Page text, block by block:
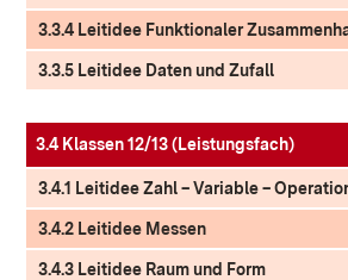
3.3.4 Leitidee Funktionaler
3.3.5 Leitidee Daten und Zufall
3.4 Klassen 12/13 (Leistungsfach)
3.4.1 Leitidee Zahl – Variable –
3.4.2 Leitidee Messen
3.4.3 Leitidee Raum und Form